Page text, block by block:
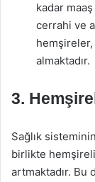
kadar
cerrahi ve
hemşireler,
almaktadır.
3.
Sağlık
birlikte
artmaktadır. Bu